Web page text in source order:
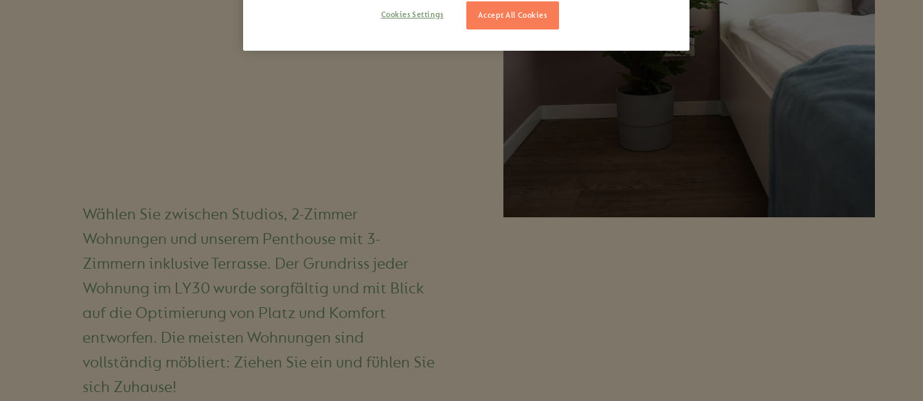
Wählen Sie zwischen Studios, 2-Zimmer
Wohnungen und unserem Penthouse mit 3-
Zimmern inklusive Terrasse. Der Grundriss jeder
Wohnung im LY30 wurde sorgfältig und mit Blick
auf die Optimierung von Platz und Komfort
entworfen. Die meisten Wohnungen sind
vollständig möbliert: Ziehen Sie ein und fühlen Sie
sich Zuhause!
Accept All Cookies
Cookies Settings